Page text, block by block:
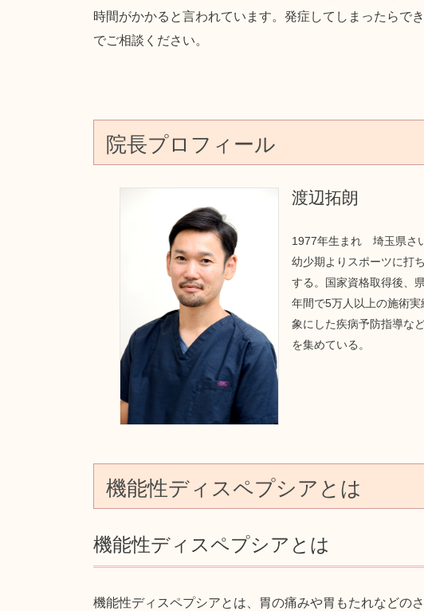
時間がかかると言われています。発症してしまったらで
でご相談ください。
院長プロフィール
渡辺拓朗
1977年生まれ 埼玉県さ
幼少期よりスポーツに打
する。国家資格取得後、
年間で5万人以上の施術
象にした疾病予防指導な
を集めている。
機能性ディスペプシアとは
機能性ディスペプシアとは
機能性ディスペプシアとは、胃の痛みや胃もたれなどの